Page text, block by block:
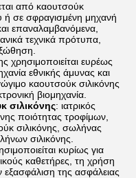
από καουτσούκ
ή σε σφραγισμένη μηχανή
επαναλαμβανόμενα,
τεχνικά πρότυπα,
ευρέως
εθνικής άμυνας και
καουτσούκ σιλικόνης
βιομηχανία.
σιλικόνης: ιατρικός
ποιότητας τροφίμων,
σιλικόνης, σωλήνας
σιλικόνης.
κυρίως για
καθετήρες, τη χρήση
εξασφάλιση της ασφάλειας